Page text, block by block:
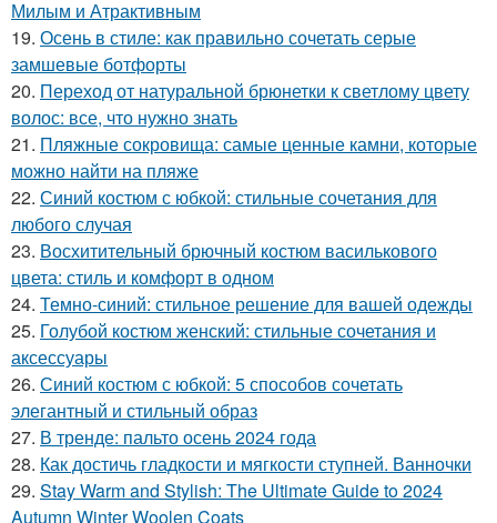
Милым и Атрактивным
19. Осень в стиле: как правильно сочетать серые
замшевые ботфорты
20. Переход от натуральной брюнетки к светлому цвету
волос: все, что нужно знать
21. Пляжные сокровища: самые ценные камни, которые
можно найти на пляже
22. Синий костюм с юбкой: стильные сочетания для
любого случая
23. Восхитительный брючный костюм василькового
цвета: стиль и комфорт в одном
24. Темно-синий: стильное решение для вашей одежды
25. Голубой костюм женский: стильные сочетания и
аксессуары
26. Синий костюм с юбкой: 5 способов сочетать
элегантный и стильный образ
27. В тренде: пальто осень 2024 года
28. Как достичь гладкости и мягкости ступней. Ванночки
29. Stay Warm and Stylish: The Ultimate Guide to 2024
Autumn Winter Woolen Coats